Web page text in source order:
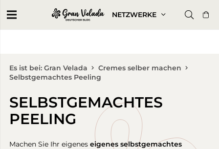
NETZWERKE
Es ist bei: Gran Velada
Cremes selber machen
Selbstgemachtes Peeling
SELBSTGEMACHTES
PEELING
Machen Sie Ihr eigenes eigenes selbstgemachtes